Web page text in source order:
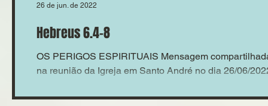
Hebreus 6.4-8
OS PERIGOS ESPIRITUAIS Mensagem
na reunião da Igreja em Santo André no dia 26/06/
26 de jun. de 2022